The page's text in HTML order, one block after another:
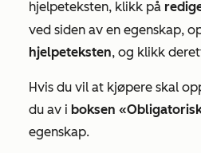
hjelpeteksten, klikk på
ved siden av en egenskap,
hjelpeteksten, og klikk
Hvis du vil at kjøpere skal
du av i boksen
egenskap.